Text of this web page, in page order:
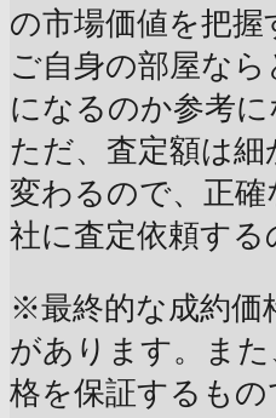
の市場価値を把握
ご自身の部屋な
になるのか参考に
ただ、査定額は
変わるので、正
社に査定依頼する
※最終的な成約価
があります。ま
格を保証するも